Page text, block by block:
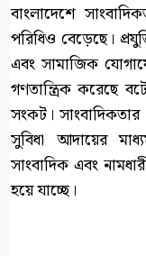
বাংলাদেশে
পরিধিও বেড়েছে।
এবং সামাজিক
গণতান্ত্রিক করেছে
সংকট। সাংবাদিকতার
সুবিধা আদায়ের
সাংবাদিক এবং
হয়ে যাচ্ছে।